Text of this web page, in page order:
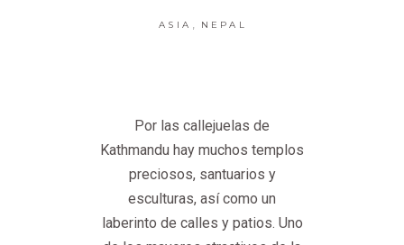
ASIA NEPAL
Por las callejuelas de
Kathmandu hay muchos templos
preciosos, santuarios y
esculturas, así como un
laberinto de calles y patios. Uno